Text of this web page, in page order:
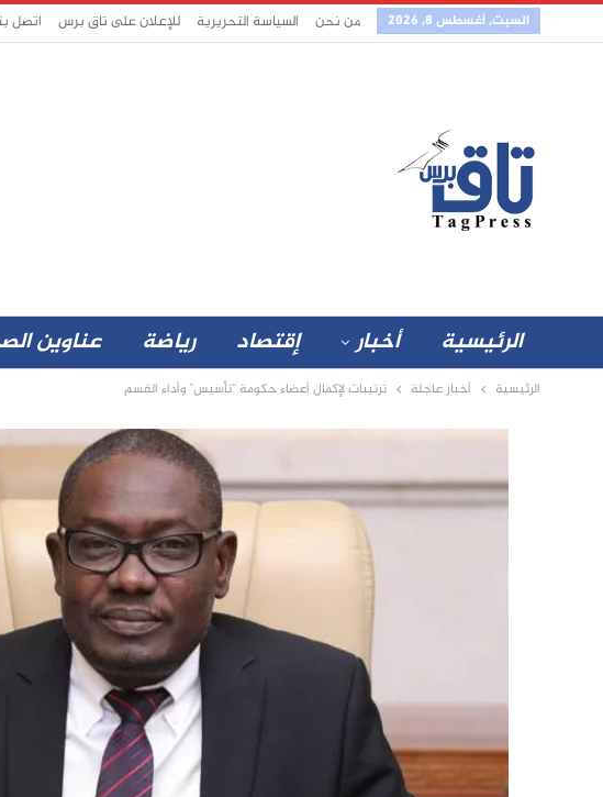
السبت, أغسطس 8, 2026 من نحن السياسة التحريرية للإعلان على تاق برس اتصل
الرئيسية أخبار إقتصاد رياضة عناوين
الرئيسية أخبار عاجلة ترتيبات لإكمال أعضاء حكومة “تأسيس” وأداء القسم